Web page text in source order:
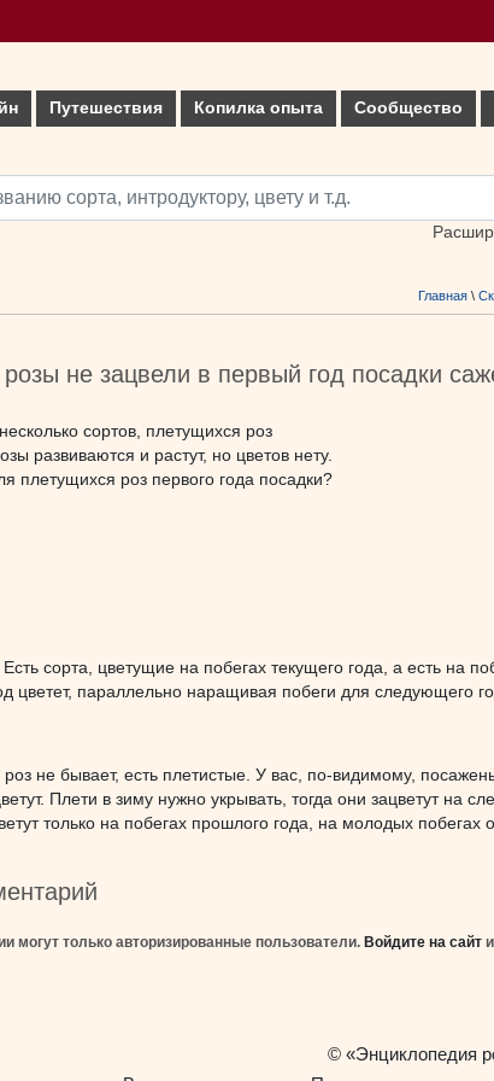
Путешествия Копилка опыта Сообщество
Главная \
не зацвели в первый год посадки
сортов, плетущихся роз
развиваются и растут, но цветов нету.
плетущихся роз первого года посадки?
сорта, цветущие на побегах текущего года, а есть на
цветет, параллельно наращивая побеги для следующего
не бывает, есть плетистые. У вас, по-видимому,
Плети в зиму нужно укрывать, тогда они зацветут на
только на побегах прошлого года, на молодых побегах
могут только авторизированные пользователи. Войдите на сайт
© «Энциклопедия